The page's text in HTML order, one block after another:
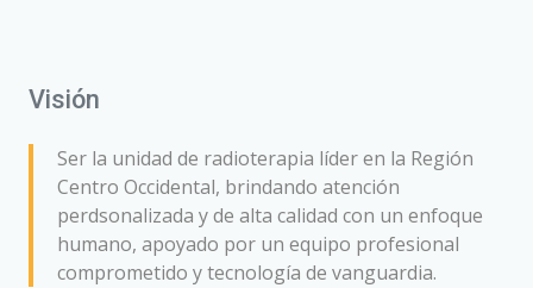
Visión
Ser la unidad de radioterapia líder en la Región
Centro Occidental, brindando atención
perdsonalizada y de alta calidad con un enfoque
humano, apoyado por un equipo profesional
comprometido y tecnología de vanguardia.